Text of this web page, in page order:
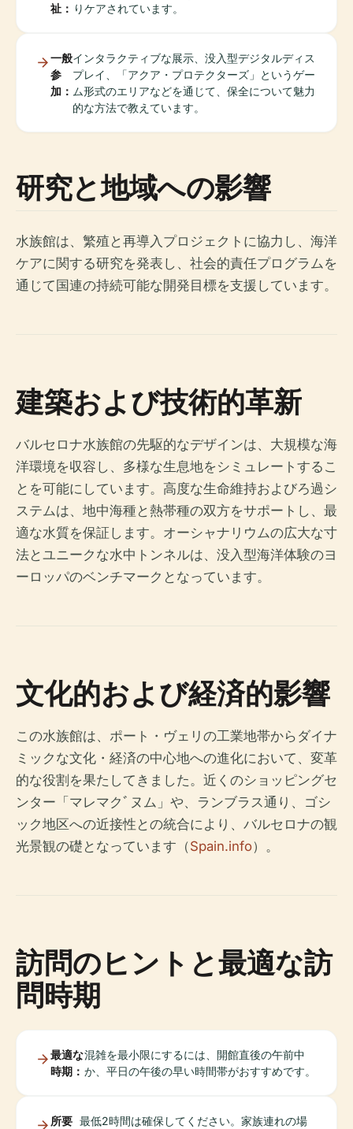
祉： りケアされています。
一般
参
加：
インタラクティブな展示、没入型デジタルディス
プレイ、「アクア・プロテクターズ」というゲー
ム形式のエリアなどを通じて、保全について魅力
的な方法で教えています。
研究と地域への影響
水族館は、繁殖と再導入プロジェクトに協力し、海洋
ケアに関する研究を発表し、社会的責任プログラムを
通じて国連の持続可能な開発目標を支援しています。
建築および技術的革新
バルセロナ水族館の先駆的なデザインは、大規模な海
洋環境を収容し、多様な生息地をシミュレートするこ
とを可能にしています。高度な生命維持およびろ過シ
ステムは、地中海種と熱帯種の双方をサポートし、最
適な水質を保証します。オーシャナリウムの広大な寸
法とユニークな水中トンネルは、没入型海洋体験のヨ
ーロッパのベンチマークとなっています。
文化的および経済的影響
この水族館は、ポート・ヴェリの工業地帯からダイナ
ミックな文化・経済の中心地への進化において、変革
的な役割を果たしてきました。近くのショッピングセ
ンター「マレマクﾞヌム」や、ランブラス通り、ゴシ
ック地区への近接性との統合により、バルセロナの観
光景観の礎となっています（Spain.info）。
訪問のヒントと最適な訪
問時期
最適な
時期：
混雑を最小限にするには、開館直後の午前中
か、平日の午後の早い時間帯がおすすめです。
所要 最低2時間は確保してください。家族連れの場